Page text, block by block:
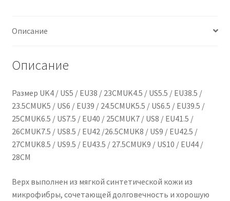
Описание
Описание
Размер UK4 / US5 / EU38 / 23CMUK4.5 / US5.5 / EU38.5 /
23.5CMUK5 / US6 / EU39 / 24.5CMUK5.5 / US6.5 / EU39.5 /
25CMUK6.5 / US7.5 / EU40 / 25CMUK7 / US8 / EU41.5 /
26CMUK7.5 / US8.5 / EU42 /26.5CMUK8 / US9 / EU42.5 /
27CMUK8.5 / US9.5 / EU43.5 / 27.5CMUK9 / US10 / EU44 /
28CM
Верх выполнен из мягкой синтетической кожи из
микрофибры, сочетающей долговечность и хорошую